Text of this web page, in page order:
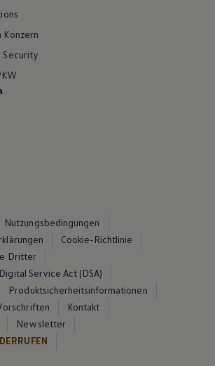
Konzern
Security
Nutzungsbedingungen
Cookie-Richtlinie
Dritter
Service Act (DSA)
Produktsicherheitsinformationen
Kontakt
Newsletter